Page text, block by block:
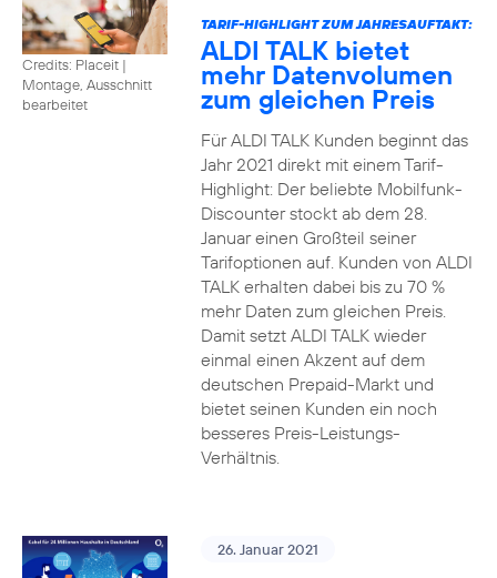
Credits: Placeit |
Montage, Ausschnitt
bearbeitet
TARIF-HIGHLIGHT ZUM JAHRESAUFTAKT:
ALDI TALK bietet
mehr Datenvolumen
zum gleichen Preis
Für ALDI TALK Kunden beginnt das
Jahr 2021 direkt mit einem Tarif-
Highlight: Der beliebte Mobilfunk-
Discounter stockt ab dem 28.
Januar einen Großteil seiner
Tarifoptionen auf. Kunden von ALDI
TALK erhalten dabei bis zu 70 %
mehr Daten zum gleichen Preis.
Damit setzt ALDI TALK wieder
einmal einen Akzent auf dem
deutschen Prepaid-Markt und
bietet seinen Kunden ein noch
besseres Preis-Leistungs-
Verhältnis.
26. Januar 2021